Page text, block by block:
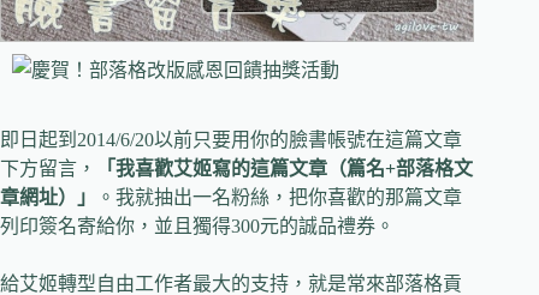
即日起到2014/6/20以前只要用你的臉書帳號在這篇文章
下方留言，
「我喜歡艾姬寫的這篇文章（篇名+部落格文
章網址）」
。我就抽出一名粉絲，把你喜歡的那篇文章
列印簽名寄給你，並且獨得300元的誠品禮券。
給艾姬轉型自由工作者最大的支持，就是常來部落格貢